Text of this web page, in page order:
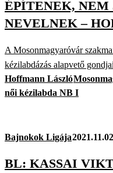
ÉPÍTENEK, NEM
NEVELNEK –
A Mosonmagyaróvár
kézilabdázás alapvető
Hoffmann László
női kézilabda NB I
Bajnokok Ligája
BL: KASSAI